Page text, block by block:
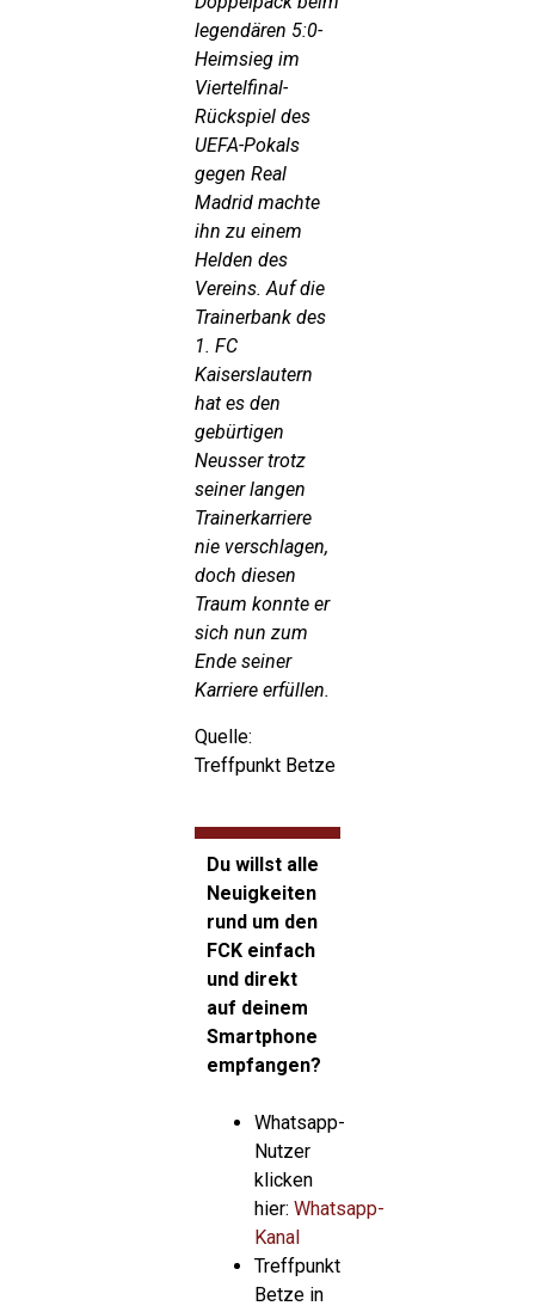
legendären 5:0-
Heimsieg im
Viertelfinal-
Rückspiel des
UEFA-Pokals
gegen Real
Madrid machte
ihn zu einem
Helden des
Vereins. Auf die
Trainerbank des
1. FC
Kaiserslautern
hat es den
gebürtigen
Neusser trotz
seiner langen
Trainerkarriere
nie verschlagen,
doch diesen
Traum konnte er
sich nun zum
Ende seiner
Karriere erfüllen.
Quelle:
Treffpunkt Betze
Du willst alle
Neuigkeiten
rund um den
FCK einfach
und direkt
auf deinem
Smartphone
empfangen?
Whatsapp-
Nutzer
klicken
hier: Whatsapp-
Kanal
Treffpunkt
Betze in